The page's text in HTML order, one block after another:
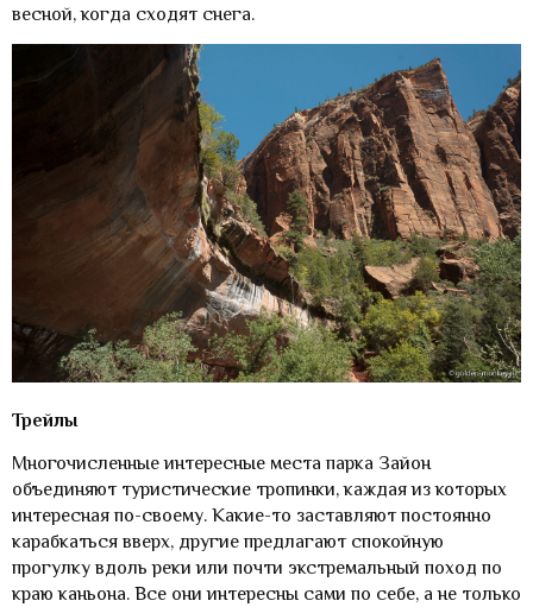
весной, когда сходят снега.
Трейлы
Многочисленные интересные места парка Зайон
объединяют туристические тропинки, каждая из которых
интересная по-своему. Какие-то заставляют постоянно
карабкаться вверх, другие предлагают спокойную
прогулку вдоль реки или почти экстремальный поход по
краю каньона. Все они интересны сами по себе, а не только